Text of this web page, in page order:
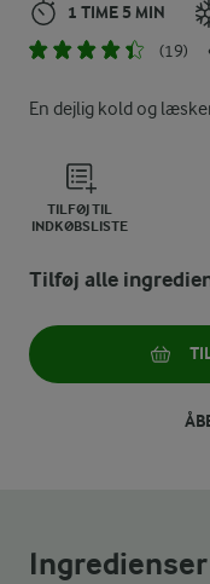
1 TIME 5 MIN
(19)
En dejlig kold og
TILFØJ TIL
INDKØBSLISTE
Tilføj alle
Ingredienser